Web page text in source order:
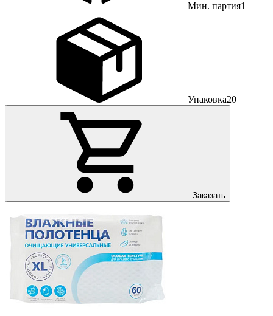
Мин. партия1
Упаковка20
Заказать